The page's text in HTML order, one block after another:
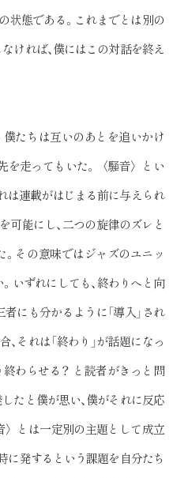
状態である。これまでとは別の
ければ、僕にはこの対話を終え
たちは互いのあとを追いかけ
を走ってもいた。〈騒音〉とい
は連載がはじまる前に与えられ
能にし、二つの旋律のズレと
その意味ではジャズのユニッ
いずれにしても、終わりへと向
にも分かるように「導入」され
それは「終わり」が話題になっ
わらせる？ と読者がきっと問
たと僕が思い、僕がそれに反応
〉とは一定別の主題として成立
に発するという課題を自分たち